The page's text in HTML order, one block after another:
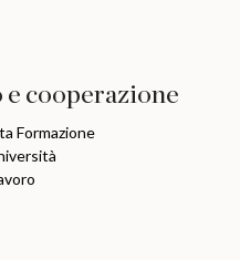
cooperazione
Formazione